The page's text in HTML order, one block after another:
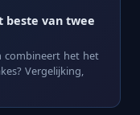
beste van twee
combineert het het
Vergelijking,